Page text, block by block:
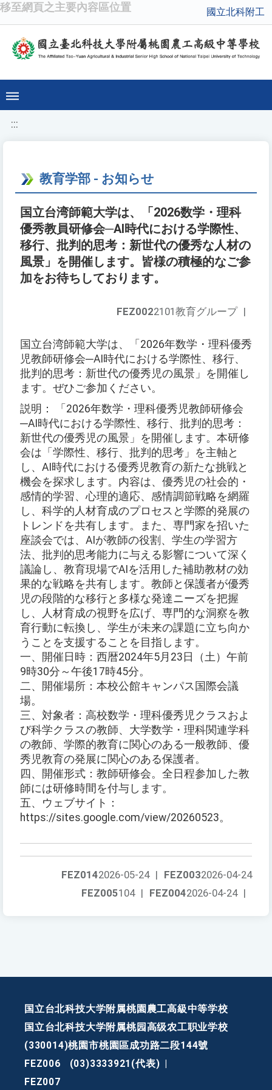
移至網頁之主要內容區位置 國立北科附工
:::
教育学部 - お知らせ
国立台湾師範大学は、「2026数学・理科
優秀教員研修会─AI時代における学際性、
移行、批判的思考：新世代の優秀な人材の
風景」を開催します。皆様の積極的なご参
加をお待ちしております。
FEZ0022101教育グループ |
国立台湾師範大学は、「2026年数学・理科優秀
児教師研修会─AI時代における学際性、移行、
批判的思考：新世代の優秀児の風景」を開催し
ます。ぜひご参加ください。
説明： 「2026年数学・理科優秀児教師研修会
─AI時代における学際性、移行、批判的思考：
新世代の優秀児の風景」を開催します。本研修
会は「学際性、移行、批判的思考」を主軸と
し、AI時代における優秀児教育の新たな挑戦と
機会を探求します。内容は、優秀児の社会的・
感情的学習、心理的適応、感情調節戦略を網羅
し、科学的人材育成のプロセスと学際的発展の
トレンドを共有します。また、専門家を招いた
座談会では、AIが教師の役割、学生の学習方
法、批判的思考能力に与える影響について深く
議論し、教育現場でAIを活用した補助教材の効
果的な戦略を共有します。教師と保護者が優秀
児の段階的な移行と多様な発達ニーズを把握
し、人材育成の視野を広げ、専門的な洞察を教
育行動に転換し、学生が未来の課題に立ち向か
うことを支援することを目指します。
一、開催日時：西暦2024年5月23日（土）午前
9時30分～午後17時45分。
二、開催場所：本校公館キャンパス国際会議
場。
三、対象者：高校数学・理科優秀児クラスおよ
び科学クラスの教師、大学数学・理科関連学科
の教師、学際的教育に関心のある一般教師、優
秀児教育の発展に関心のある保護者。
四、開催形式：教師研修会。全日程参加した教
師には研修時間を付与します。
五、ウェブサイト：
https://sites.google.com/view/20260523。
FEZ0032026-04-24
FEZ0142026-05-24 |
FEZ0042026-04-24 |
FEZ005104 |
国立台北科技大学附属桃園農工高級中等学校
国立台北科技大学附属桃园高级农工职业学校
(330014)桃園市桃園區成功路二段144號
FEZ006
(03)3333921(代表)
FEZ007